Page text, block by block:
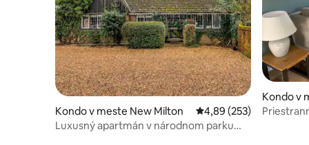
Kondo v meste New Milton Priemerné
4,89 (253)
Luxusný apartmán v národnom parku
Kondo v